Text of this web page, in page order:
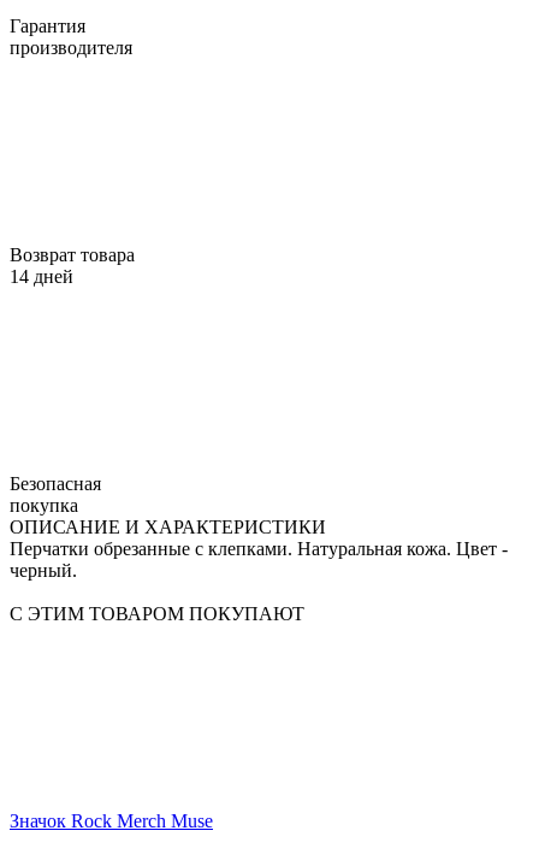
Гарантия
производителя
Возврат товара
14 дней
Безопасная
покупка
ОПИСАНИЕ И ХАРАКТЕРИСТИКИ
Перчатки обрезанные с клепками. Натуральная кожа. Цвет -
черный.
С ЭТИМ ТОВАРОМ ПОКУПАЮТ
Значок Rock Merch Muse